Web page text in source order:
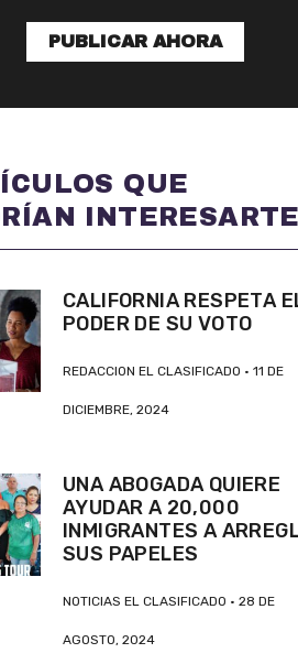
PUBLICAR AHORA
QUE
INTERESARTE
CALIFORNIA RESPETA
PODER DE SU VOTO
REDACCION EL CLASIFICADO 11 DE
DICIEMBRE, 2024
UNA ABOGADA QUIERE
AYUDAR A 20,000
INMIGRANTES A
SUS PAPELES
NOTICIAS EL CLASIFICADO 28 DE
AGOSTO, 2024